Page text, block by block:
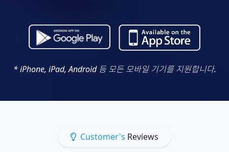
* iPhone, iPad, Android 등 모든 모바일 기기를 지원합니다.
Customer's Reviews